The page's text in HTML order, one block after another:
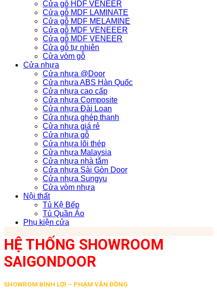
Cửa gỗ HDF VENEER
Cửa gỗ MDF LAMINATE
Cửa gỗ MDF MELAMINE
Cửa gỗ MDF VENEEER
Cửa gỗ MDF VENEER
Cửa gỗ tự nhiên
Cửa vòm gỗ
Cửa nhựa
Cửa nhựa @Door
Cửa nhựa ABS Hàn Quốc
Cửa nhựa cao cấp
Cửa nhựa Composite
Cửa nhựa Đài Loan
Cửa nhựa ghép thanh
Cửa nhựa giá rẻ
Cửa nhựa gỗ
Cửa nhựa lõi thép
Cửa nhựa Malaysia
Cửa nhựa nhà tắm
Cửa nhựa Sài Gòn Door
Cửa nhựa Sungyu
Cửa vòm nhựa
Nội thất
Tủ Kệ Bếp
Tủ Quần Áo
Phụ kiện cửa
HỆ THỐNG SHOWROOM
SAIGONDOOR
SHOWROM BÌNH LỢI – PHẠM VĂN ĐỒNG